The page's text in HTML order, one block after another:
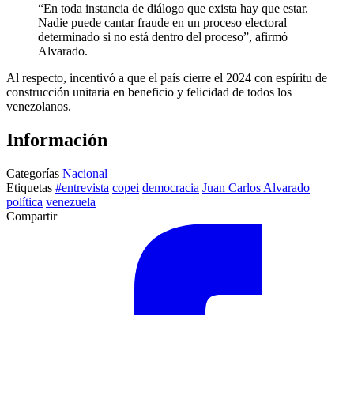
“En toda instancia de diálogo que exista hay que estar.
Nadie puede cantar fraude en un proceso electoral
determinado si no está dentro del proceso”, afirmó
Alvarado.
Al respecto, incentivó a que el país cierre el 2024 con espíritu de
construcción unitaria en beneficio y felicidad de todos los
venezolanos.
Información
Categorías Nacional
Etiquetas #entrevista copei democracia Juan Carlos Alvarado
política venezuela
Compartir